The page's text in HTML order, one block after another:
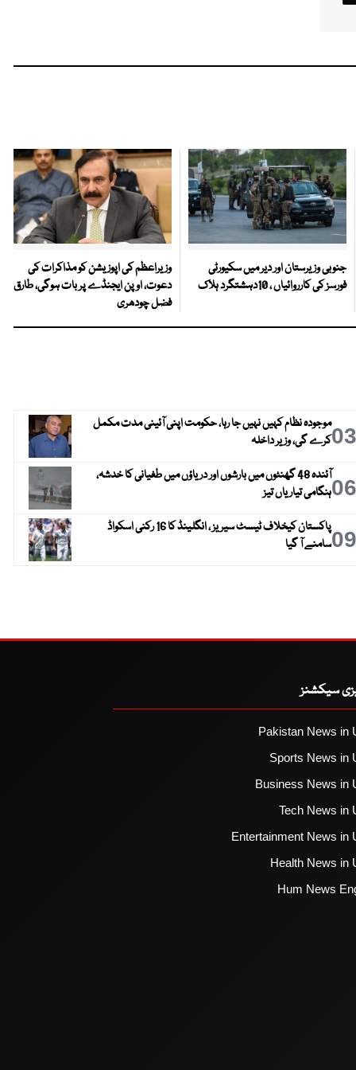
جنوبی وزیرستان اور دیر میں سکیورٹی
فورسز کی کارروائیاں ، 10دہشتگرد ہلاک
وزیراعظم کی اپوزیشن کو مذاکرات کی
دعوت، اوپن ایجنڈے پر بات ہوگی، طارق
فضل چودھری
03موجودہ نظام کہیں نہیں جا رہا، حکومت اپنی آئینی مدت مکمل
کرے گی، وزیر داخلہ
06
آئندہ 48 گھنٹوں میں بارشوں اور دریاؤں میں طغیانی کا خدشہ،
ہنگامی تیاریاں تیز
09
پاکستان کیخلاف ٹیسٹ سیریز ، انگلینڈ کا 16 رکنی اسکواڈ
سامنے آ گیا
سیکشنز
Pakistan News in
Sports News in
Business News in
Tech News in
Entertainment News in
Health News in
Hum News